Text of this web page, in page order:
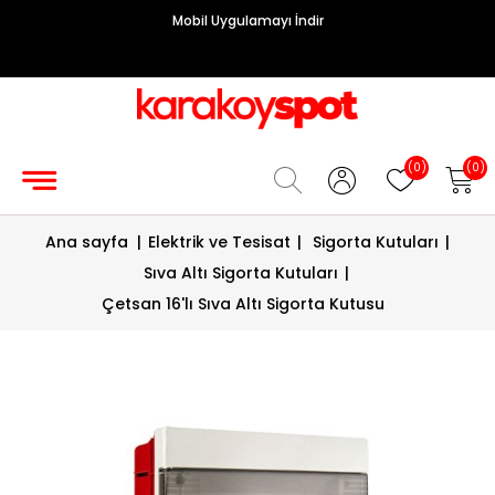
Mobil Uygulamayı İndir
(0) (0)
Grup
Sigorta/
ŞaltAna sayfa | Elektrik ve Tesisat | Sigorta Kutuları |
Sıva Altı Sigorta Kutuları |
Çetsan 16'lı Sıva Altı Sigorta Kutusu